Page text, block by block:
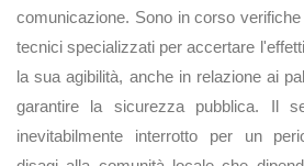
comunicazione. Sono in corso
tecnici specializzati per accertare
la sua agibilità, anche in relazione ai
garantire la sicurezza pubblica. Il
inevitabilmente interrotto per un